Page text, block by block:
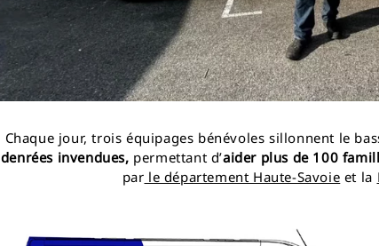
Chaque jour, trois équipages bénévoles sillonnent le
denrées invendues, permettant d’aider plus de 100
par le département Haute-Savoie et la